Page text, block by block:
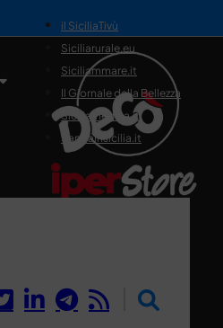
il SiciliaTivù
Siciliarurale.eu
Siciliammare.it
Il Giornale della Bellezza
Siciliamedica.it
Sanitainsicilia.it